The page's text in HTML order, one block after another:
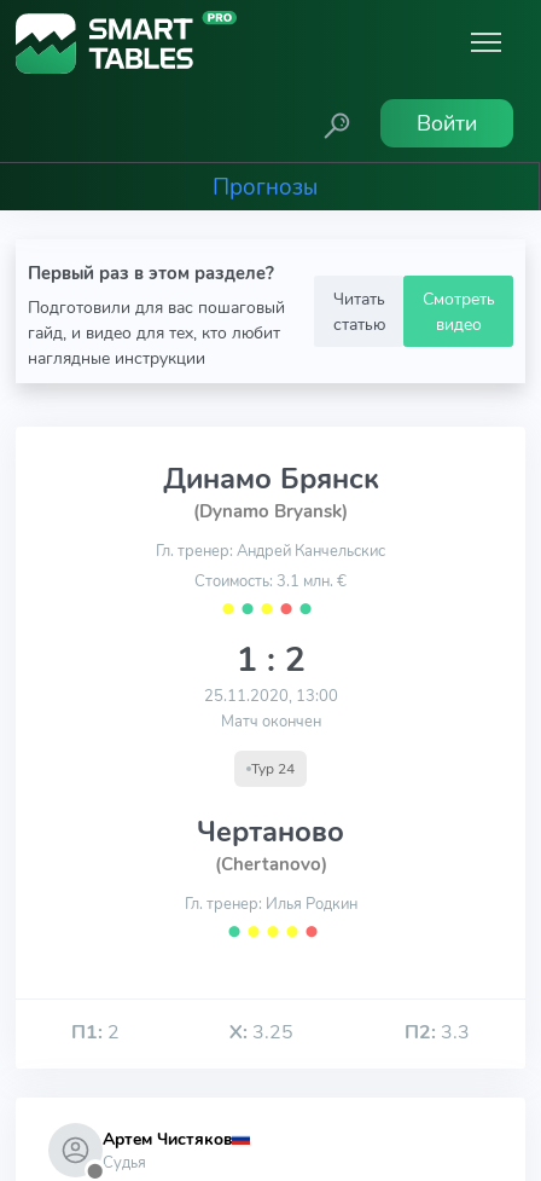
Войти
Прогнозы
Первый раз в этом разделе?
Подготовили для вас пошаговый
гайд, и видео для тех, кто любит
наглядные инструкции
Читать
статью
Смотреть
видео
Динамо Брянск
(Dynamo Bryansk)
Гл. тренер: Андрей Канчельскис
Стоимость: 3.1 млн. €
⬤ ⬤ ⬤ ⬤ ⬤
1 : 2
25.11.2020, 13:00
Матч окончен
Тур 24
Чертаново
(Chertanovo)
Гл. тренер: Илья Родкин
⬤ ⬤ ⬤ ⬤ ⬤
П1: 2 Х: 3.25 П2: 3.3
⬤
Артем Чистяков
Судья